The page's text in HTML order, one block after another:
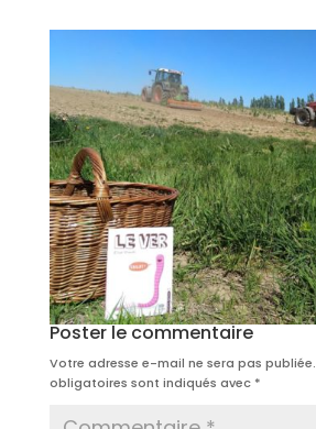
Poster le commentaire
Votre adresse e-mail ne sera pas publiée.
obligatoires sont indiqués avec *